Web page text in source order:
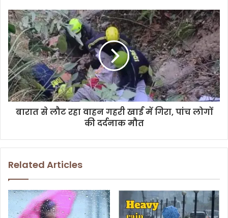
s
s
बारात से लौट रहा वाहन गहरी खाई में गिरा, पांच लोगों
की दर्दनाक मौत
Related Articles